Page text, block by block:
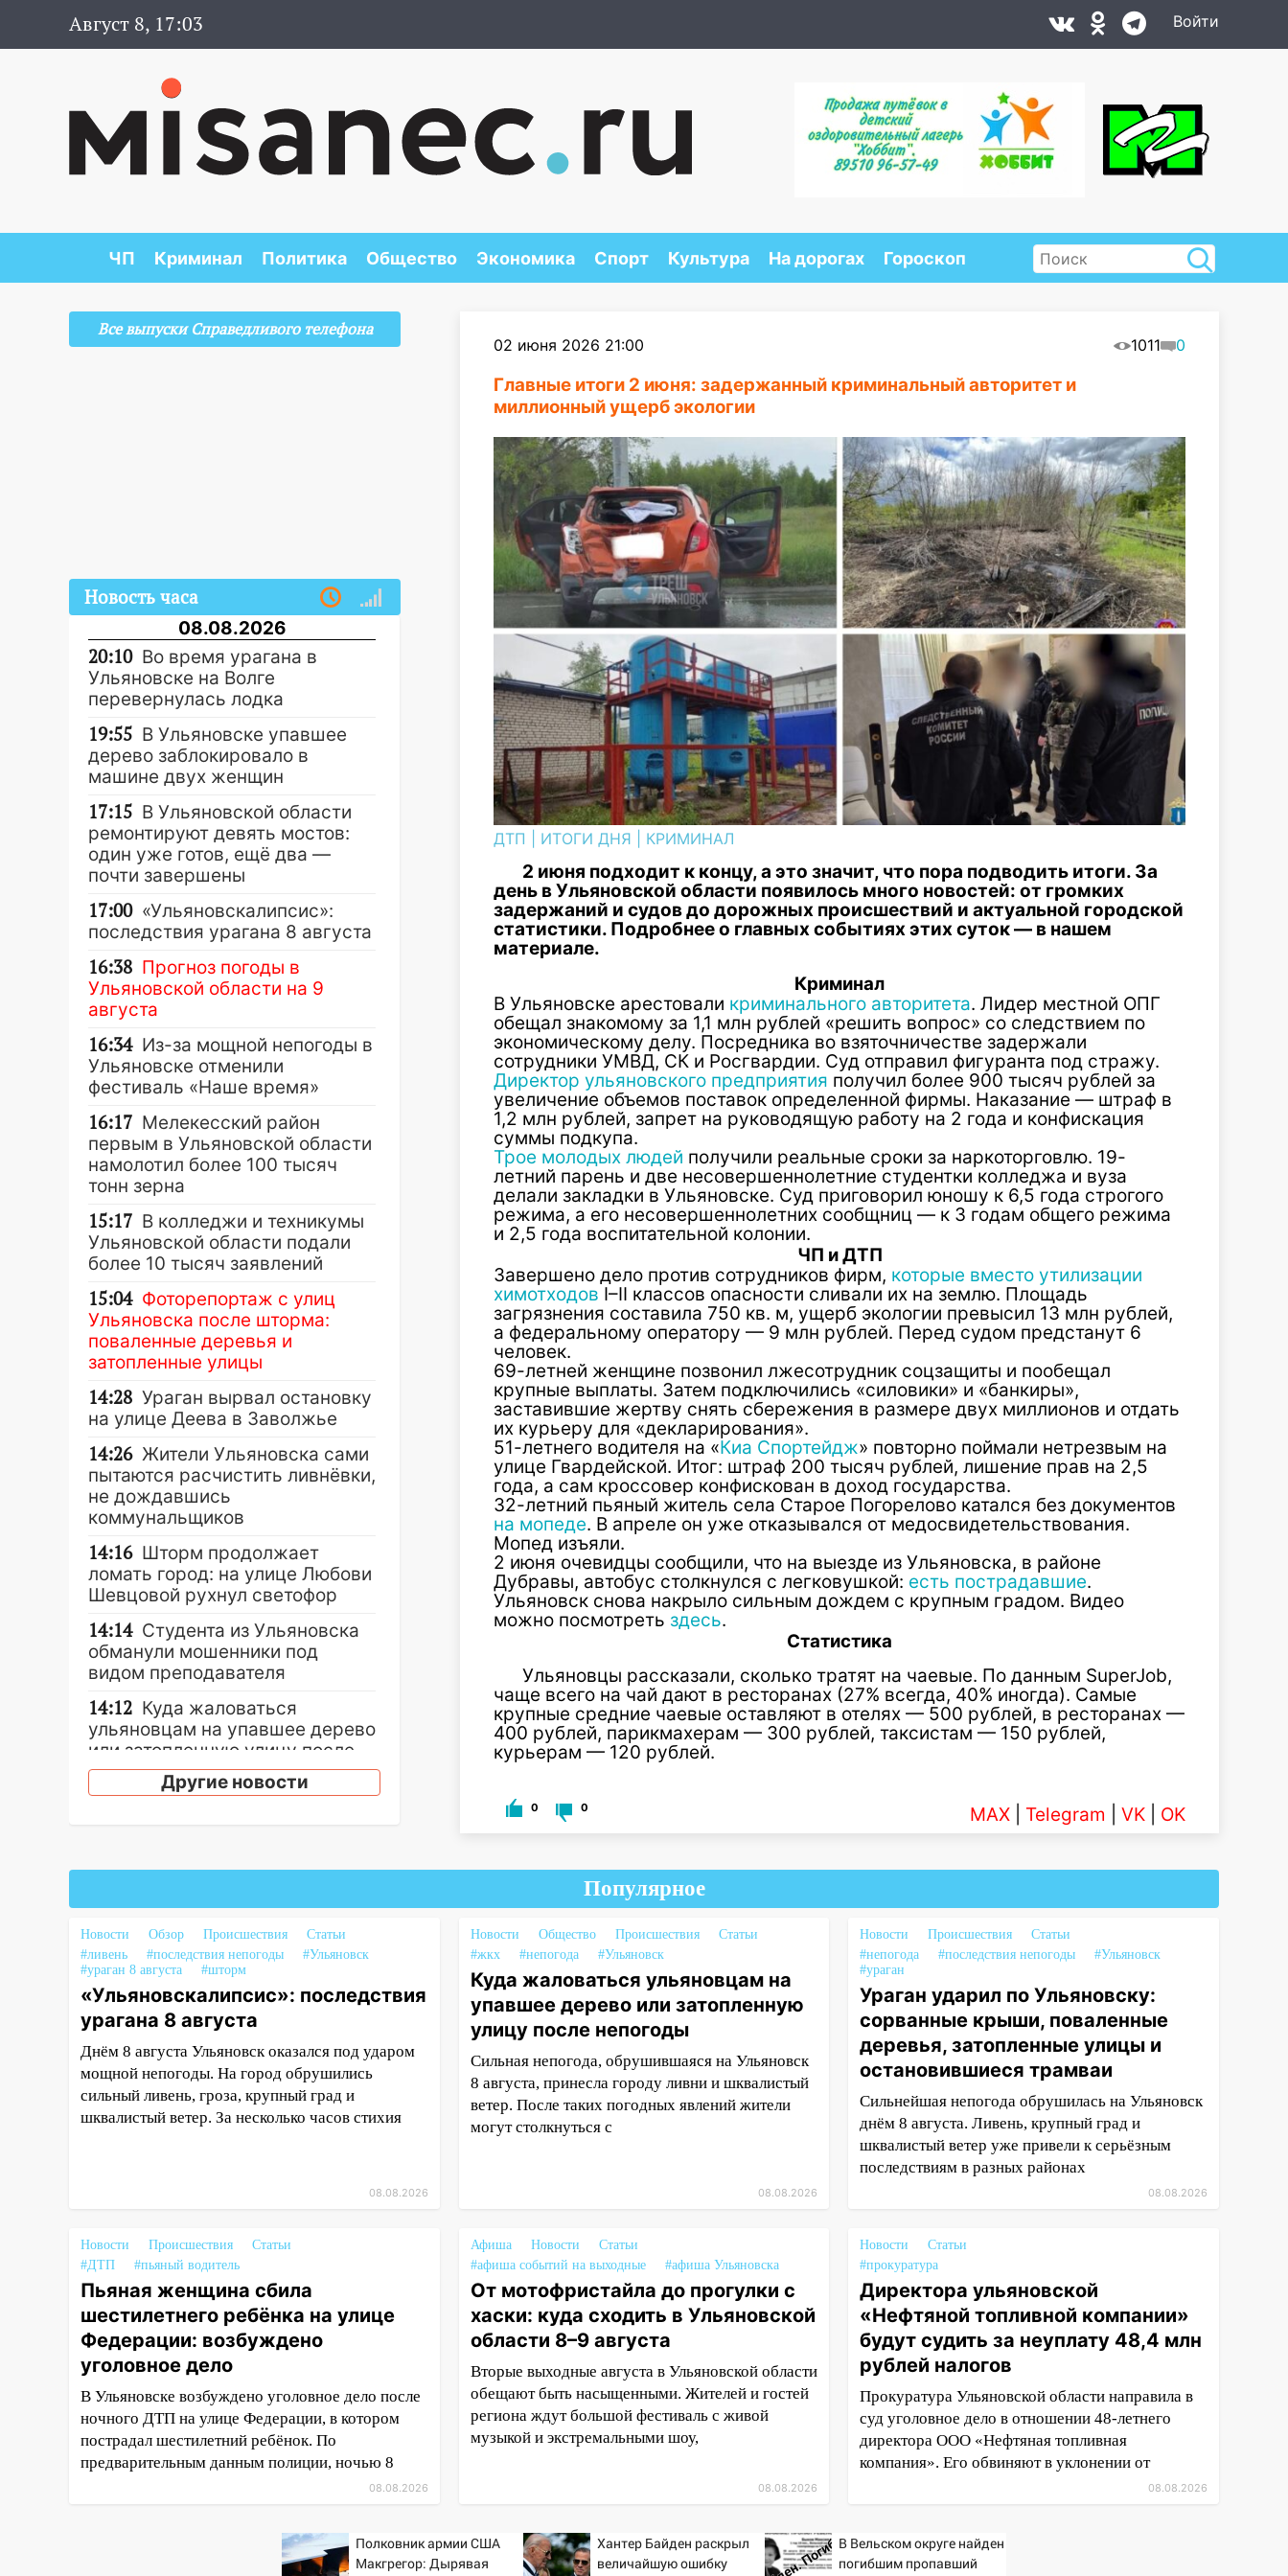
Август 8, 17:03 Войти
ЧП Криминал Политика Общество Экономика Спорт Культура На дорогах Гороскоп
02 июня 2026 21:00 1011 0
Главные итоги 2 июня: задержанный криминальный авторитет и
миллионный ущерб экологии
ДТП ИТОГИ ДНЯ КРИМИНАЛ
2 июня подходит к концу, а это значит, что пора подводить итоги. За
день в Ульяновской области появилось много новостей: от громких
задержаний и судов до дорожных происшествий и актуальной городской
статистики. Подробнее о главных событиях этих суток — в нашем
материале.
Криминал
В Ульяновске арестовали криминального авторитета. Лидер местной ОПГ
обещал знакомому за 1,1 млн рублей «решить вопрос» со следствием по
экономическому делу. Посредника во взяточничестве задержали
сотрудники УМВД, СК и Росгвардии. Суд отправил фигуранта под стражу.
Директор ульяновского предприятия получил более 900 тысяч рублей за
увеличение объемов поставок определенной фирмы. Наказание — штраф в
1,2 млн рублей, запрет на руководящую работу на 2 года и конфискация
суммы подкупа.
Трое молодых людей получили реальные сроки за наркоторговлю. 19-
летний парень и две несовершеннолетние студентки колледжа и вуза
делали закладки в Ульяновске. Суд приговорил юношу к 6,5 года строгого
режима, а его несовершеннолетних сообщниц — к 3 годам общего режима
и 2,5 года воспитательной колонии.
ЧП и ДТП
Завершено дело против сотрудников фирм, которые вместо утилизации
химотходов I–II классов опасности сливали их на землю. Площадь
загрязнения составила 750 кв. м, ущерб экологии превысил 13 млн рублей,
а федеральному оператору — 9 млн рублей. Перед судом предстанут 6
человек.
69-летней женщине позвонил лжесотрудник соцзащиты и пообещал
крупные выплаты. Затем подключились «силовики» и «банкиры»,
заставившие жертву снять сбережения в размере двух миллионов и отдать
их курьеру для «декларирования».
51-летнего водителя на «Киа Спортейдж» повторно поймали нетрезвым на
улице Гвардейской. Итог: штраф 200 тысяч рублей, лишение прав на 2,5
года, а сам кроссовер конфискован в доход государства.
32-летний пьяный житель села Старое Погорелово катался без документов
на мопеде. В апреле он уже отказывался от медосвидетельствования.
Мопед изъяли.
2 июня очевидцы сообщили, что на выезде из Ульяновска, в районе
Дубравы, автобус столкнулся с легковушкой: есть пострадавшие.
Ульяновск снова накрыло сильным дождем с крупным градом. Видео
можно посмотреть здесь.
Статистика
Ульяновцы рассказали, сколько тратят на чаевые. По данным SuperJob,
чаще всего на чай дают в ресторанах (27% всегда, 40% иногда). Самые
крупные средние чаевые оставляют в отелях — 500 рублей, в ресторанах —
400 рублей, парикмахерам — 300 рублей, таксистам — 150 рублей,
курьерам — 120 рублей.
0 0 MAX Telegram VK OK
Все выпуски Справедливого телефона
Новость часа
08.08.2026
20:10 Во время урагана в
Ульяновске на Волге
перевернулась лодка
19:55 В Ульяновске упавшее
дерево заблокировало в
машине двух женщин
17:15 В Ульяновской области
ремонтируют девять мостов:
один уже готов, ещё два —
почти завершены
17:00 «Ульяновскалипсис»:
последствия урагана 8 августа
16:38 Прогноз погоды в
Ульяновской области на 9
августа
16:34 Из-за мощной непогоды в
Ульяновске отменили
фестиваль «Наше время»
16:17 Мелекесский район
первым в Ульяновской области
намолотил более 100 тысяч
тонн зерна
15:17 В колледжи и техникумы
Ульяновской области подали
более 10 тысяч заявлений
15:04 Фоторепортаж с улиц
Ульяновска после шторма:
поваленные деревья и
затопленные улицы
14:28 Ураган вырвал остановку
на улице Деева в Заволжье
14:26 Жители Ульяновска сами
пытаются расчистить ливнёвки,
не дождавшись
коммунальщиков
14:16 Шторм продолжает
ломать город: на улице Любови
Шевцовой рухнул светофор
14:14 Студента из Ульяновска
обманули мошенники под
видом преподавателя
14:12 Куда жаловаться
ульяновцам на упавшее дерево
или затопленную улицу после
непогоды
рассказали, как устраняют
последствия мощного шторма
13:49 Стихия продолжает
крушить Ульяновск: дерево
рухнуло на дом на
Орджоникидзе
13:47 На Нижней Террасе
мощным ветром вырвало
дерево с корнем
бить по транспорту: в
Ульяновске трамвай сошёл с
рельсов
13:22 Упавшие деревья
перекрыли дороги в
Ульяновске: фото
13:17 Непогода в Ульяновске
не закончится сегодня:
сильные ливни сохранятся 9
августа
Вешкаймского района похитил
у знакомого 191 тысячу рублей
Другие новости
Популярное
Новости Обзор Происшествия
Статьи
#ливень
#последствия непогоды
#Ульяновск
#ураган 8 августа
#шторм
«Ульяновскалипсис»: последствия
урагана 8 августа
Днём 8 августа Ульяновск оказался под ударом
мощной непогоды. На город обрушились
сильный ливень, гроза, крупный град и
шквалистый ветер. За несколько часов стихия
08.08.2026
Новости Общество Происшествия
Статьи
#жкх
#непогода #Ульяновск
Куда жаловаться ульяновцам на
упавшее дерево или затопленную
улицу после непогоды
Сильная непогода, обрушившаяся на Ульяновск
8 августа, принесла городу ливни и шквалистый
ветер. После таких погодных явлений жители
могут столкнуться с
08.08.2026
Новости Происшествия
Статьи
#непогода
#последствия непогоды
#Ульяновск
#ураган
Ураган ударил по Ульяновску:
сорванные крыши, поваленные
деревья, затопленные улицы и
остановившиеся трамваи
Сильнейшая непогода обрушилась на Ульяновск
днём 8 августа. Ливень, крупный град и
шквалистый ветер уже привели к серьёзным
последствиям в разных районах
08.08.2026
Новости Происшествия
Статьи
#ДТП
#пьяный водитель
Пьяная женщина сбила
шестилетнего ребёнка на улице
Федерации: возбуждено
уголовное дело
В Ульяновске возбуждено уголовное дело после
ночного ДТП на улице Федерации, в котором
пострадал шестилетний ребёнок. По
предварительным данным полиции, ночью 8
08.08.2026
Афиша Новости
Статьи
#афиша событий на выходные
#афиша Ульяновска
От мотофристайла до прогулки с
хаски: куда сходить в Ульяновской
области 8–9 августа
Вторые выходные августа в Ульяновской области
обещают быть насыщенными. Жителей и гостей
региона ждут большой фестиваль с живой
музыкой и экстремальными шоу,
08.08.2026
Новости
Статьи
#прокуратура
Директора ульяновской
«Нефтяной топливной компании»
будут судить за неуплату 48,4 млн
рублей налогов
Прокуратура Ульяновской области направила в
суд уголовное дело в отношении 48-летнего
директора ООО «Нефтяная топливная
компания». Его обвиняют в уклонении от
08.08.2026
Полковник армии США
Макгрегор: Дырявая
Хантер Байден раскрыл
величайшую ошибку
В Вельском округе найден
погибшим пропавший